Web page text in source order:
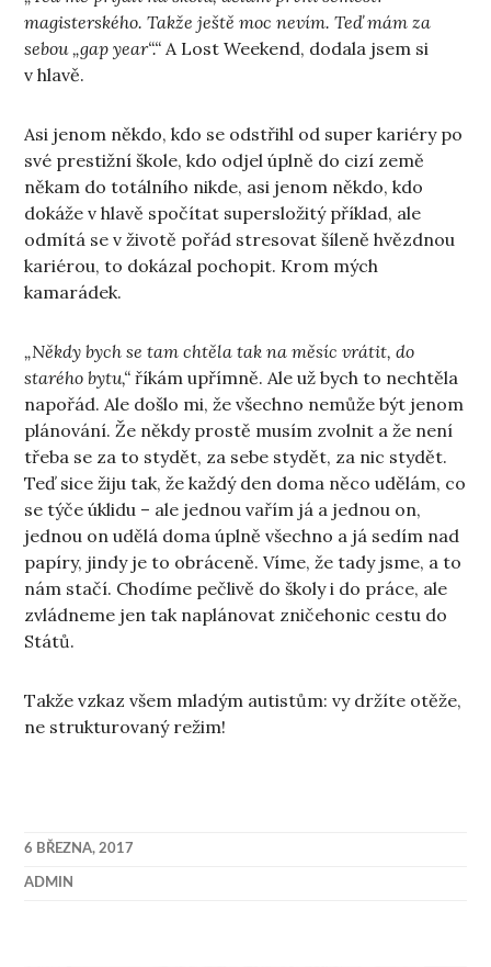
magisterského. Takže ještě moc nevím. Teď mám za
sebou „gap year“.“ A Lost Weekend, dodala jsem si
v hlavě.
Asi jenom někdo, kdo se odstřihl od super kariéry po
své prestižní škole, kdo odjel úplně do cizí země
někam do totálního nikde, asi jenom někdo, kdo
dokáže v hlavě spočítat supersložitý příklad, ale
odmítá se v životě pořád stresovat šíleně hvězdnou
kariérou, to dokázal pochopit. Krom mých
kamarádek.
„Někdy bych se tam chtěla tak na měsíc vrátit, do
starého bytu,“ říkám upřímně. Ale už bych to nechtěla
napořád. Ale došlo mi, že všechno nemůže být jenom
plánování. Že někdy prostě musím zvolnit a že není
třeba se za to stydět, za sebe stydět, za nic stydět.
Teď sice žiju tak, že každý den doma něco udělám, co
se týče úklidu – ale jednou vařím já a jednou on,
jednou on udělá doma úplně všechno a já sedím nad
papíry, jindy je to obráceně. Víme, že tady jsme, a to
nám stačí. Chodíme pečlivě do školy i do práce, ale
zvládneme jen tak naplánovat zničehonic cestu do
Států.
Takže vzkaz všem mladým autistům: vy držíte otěže,
ne strukturovaný režim!
6 BŘEZNA, 2017
ADMIN